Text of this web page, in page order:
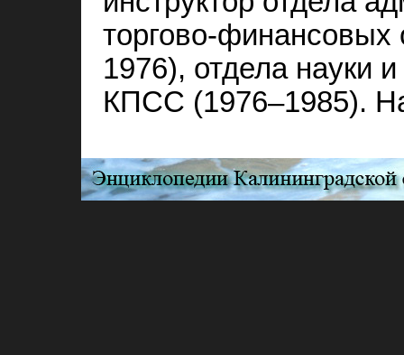
торгово‑финансовых
1976), отдела науки
КПСС (1976–1985).